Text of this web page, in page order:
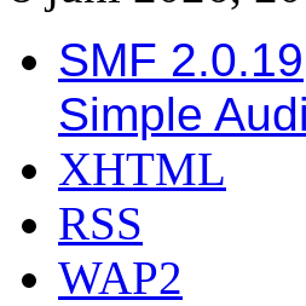
SMF 2.0.19
Simple
XHTML
RSS
WAP2